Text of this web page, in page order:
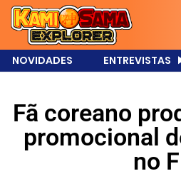
NOVIDADES ENTREVISTAS
Fã coreano
promocional
no